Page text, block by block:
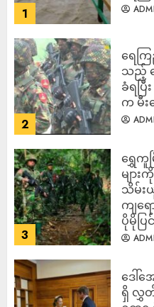
1
2
ရေက
သည့်
ခံရပ
က မီး
3
ရွှေကူ
များ
သိမ်းယူ
ကျရ
ပိုမိုပ
ဒေါ်
ရှိ လွှ